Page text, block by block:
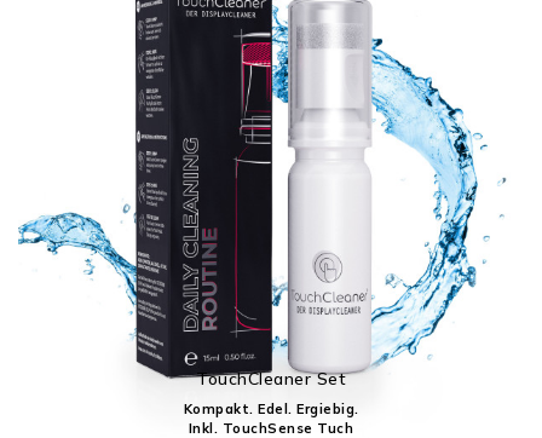
TouchCleaner Set
Kompakt. Edel. Ergiebig.
Inkl. TouchSense Tuch